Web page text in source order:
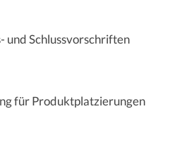
und Schlussvorschriften
für Produktplatzierungen